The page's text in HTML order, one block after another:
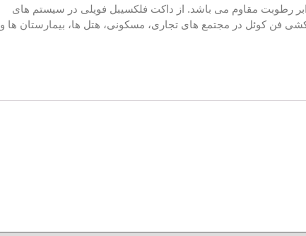
رطوبت مقاوم می باشد. از داکت فلکسیبل فویلی در سیستم های
فن کوئل در مجتمع های تجاری، مسکونی، هتل ها، بیمارستان ها و